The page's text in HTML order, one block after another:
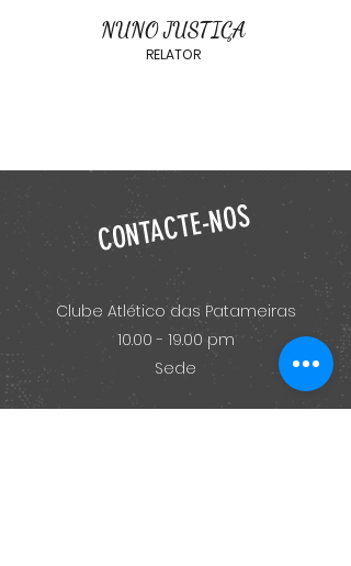
NUNO JUSTIÇA
RELATOR
CONTACTE-NOS
Clube Atlético das Patameiras
10.00 - 19.00 pm
Sede